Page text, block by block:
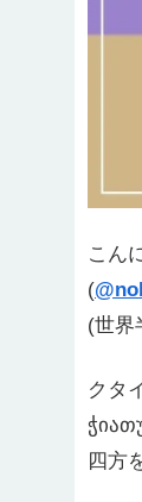
こん
(
(世界
クタ
四方